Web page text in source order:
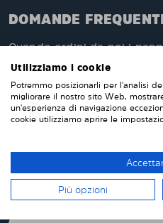
DOMANDE
Quando ordini da noi i
questi verranno prodotti
misura per i vetri della tua
rifinire nulla da solo. I
vengono consegnati
perfetta. Abbiamo pannelli
FAQ
Utilizziamo i cookie
Potremmo posizionarli per l'analisi
migliorare il nostro sito Web,
un'esperienza di navigazione
cookie utilizziamo aprire le
Più opzioni